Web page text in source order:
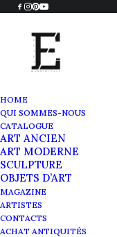
HOME
QUI SOMMES-NOUS
CATALOGUE
ART ANCIEN
ART MODERNE
SCULPTURE
OBJETS D’ART
MAGAZINE
ARTISTES
CONTACTS
ACHAT ANTIQUITÉS